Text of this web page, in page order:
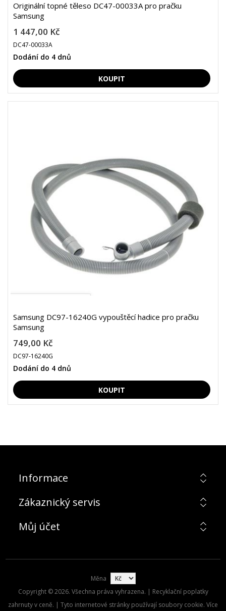
Originální topné těleso DC47-00033A pro pračku
Samsung
1 447,00 Kč
DC47-00033A
Dodání do 4 dnů
Samsung DC97-16240G vypouštěcí hadice pro pračku
Samsung
749,00 Kč
DC97-16240G
Dodání do 4 dnů
Informace
Zákaznický servis
Můj účet
Měna
Copyright © 2026. Všechna práva vyhrazena. | Recyklační poplatky
zahrnuty v ceně. | Tyto internetové stránky používají soubory cookie. Více